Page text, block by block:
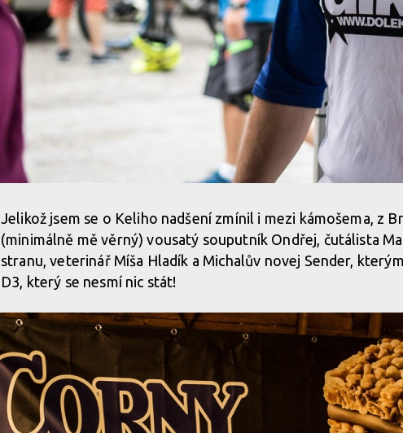
Jelikož jsem se o Keliho nadšení zmínil i mezi kámošema, z
(minimálně mě věrný) vousatý souputník Ondřej, čutálista
stranu, veterinář Míša Hladík a Michalův novej Sender,
D3, který se nesmí nic stát!